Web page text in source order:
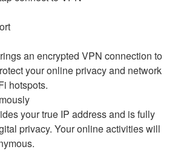
an encrypted VPN connection to
your online privacy and network
hotspots.
your true IP address and is fully
privacy. Your online activities will